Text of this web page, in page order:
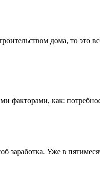
дома, то это
факторами, как:
заработка. Уже в